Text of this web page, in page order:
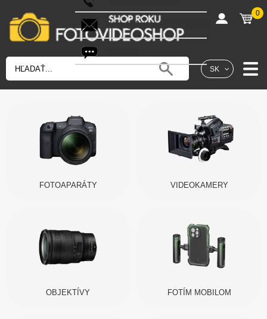
SK
shop@fotovideoshop.sk
0
FOTOAPARÁTY VIDEOKAMERY
OBJEKTÍVY FOTÍM MOBILOM